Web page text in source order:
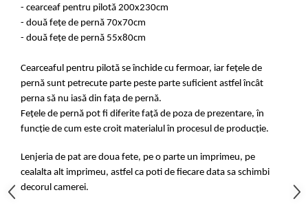
- cearceaf pentru pilotă 200x230cm
- două fețe de pernă 70x70cm
- două fețe de pernă 55x80cm
Cearceaful pentru pilotă se închide cu fermoar, iar fețele de
pernă sunt petrecute parte peste parte suficient astfel încât
perna să nu iasă din fața de pernă.
Fețele de pernă pot fi diferite față de poza de prezentare, în
funcție de cum este croit materialul în procesul de producție.
Lenjeria de pat are doua fete, pe o parte un imprimeu, pe
cealalta alt imprimeu, astfel ca poti de fiecare data sa schimbi
decorul camerei.